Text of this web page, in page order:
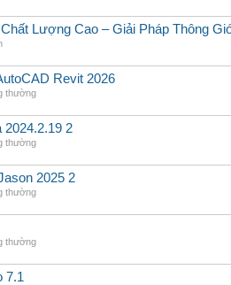
Lượng Cao – Giải Pháp Thông
Revit 2026
thường
2024.2.19 2
thường
2025 2
thường
thường
7.1